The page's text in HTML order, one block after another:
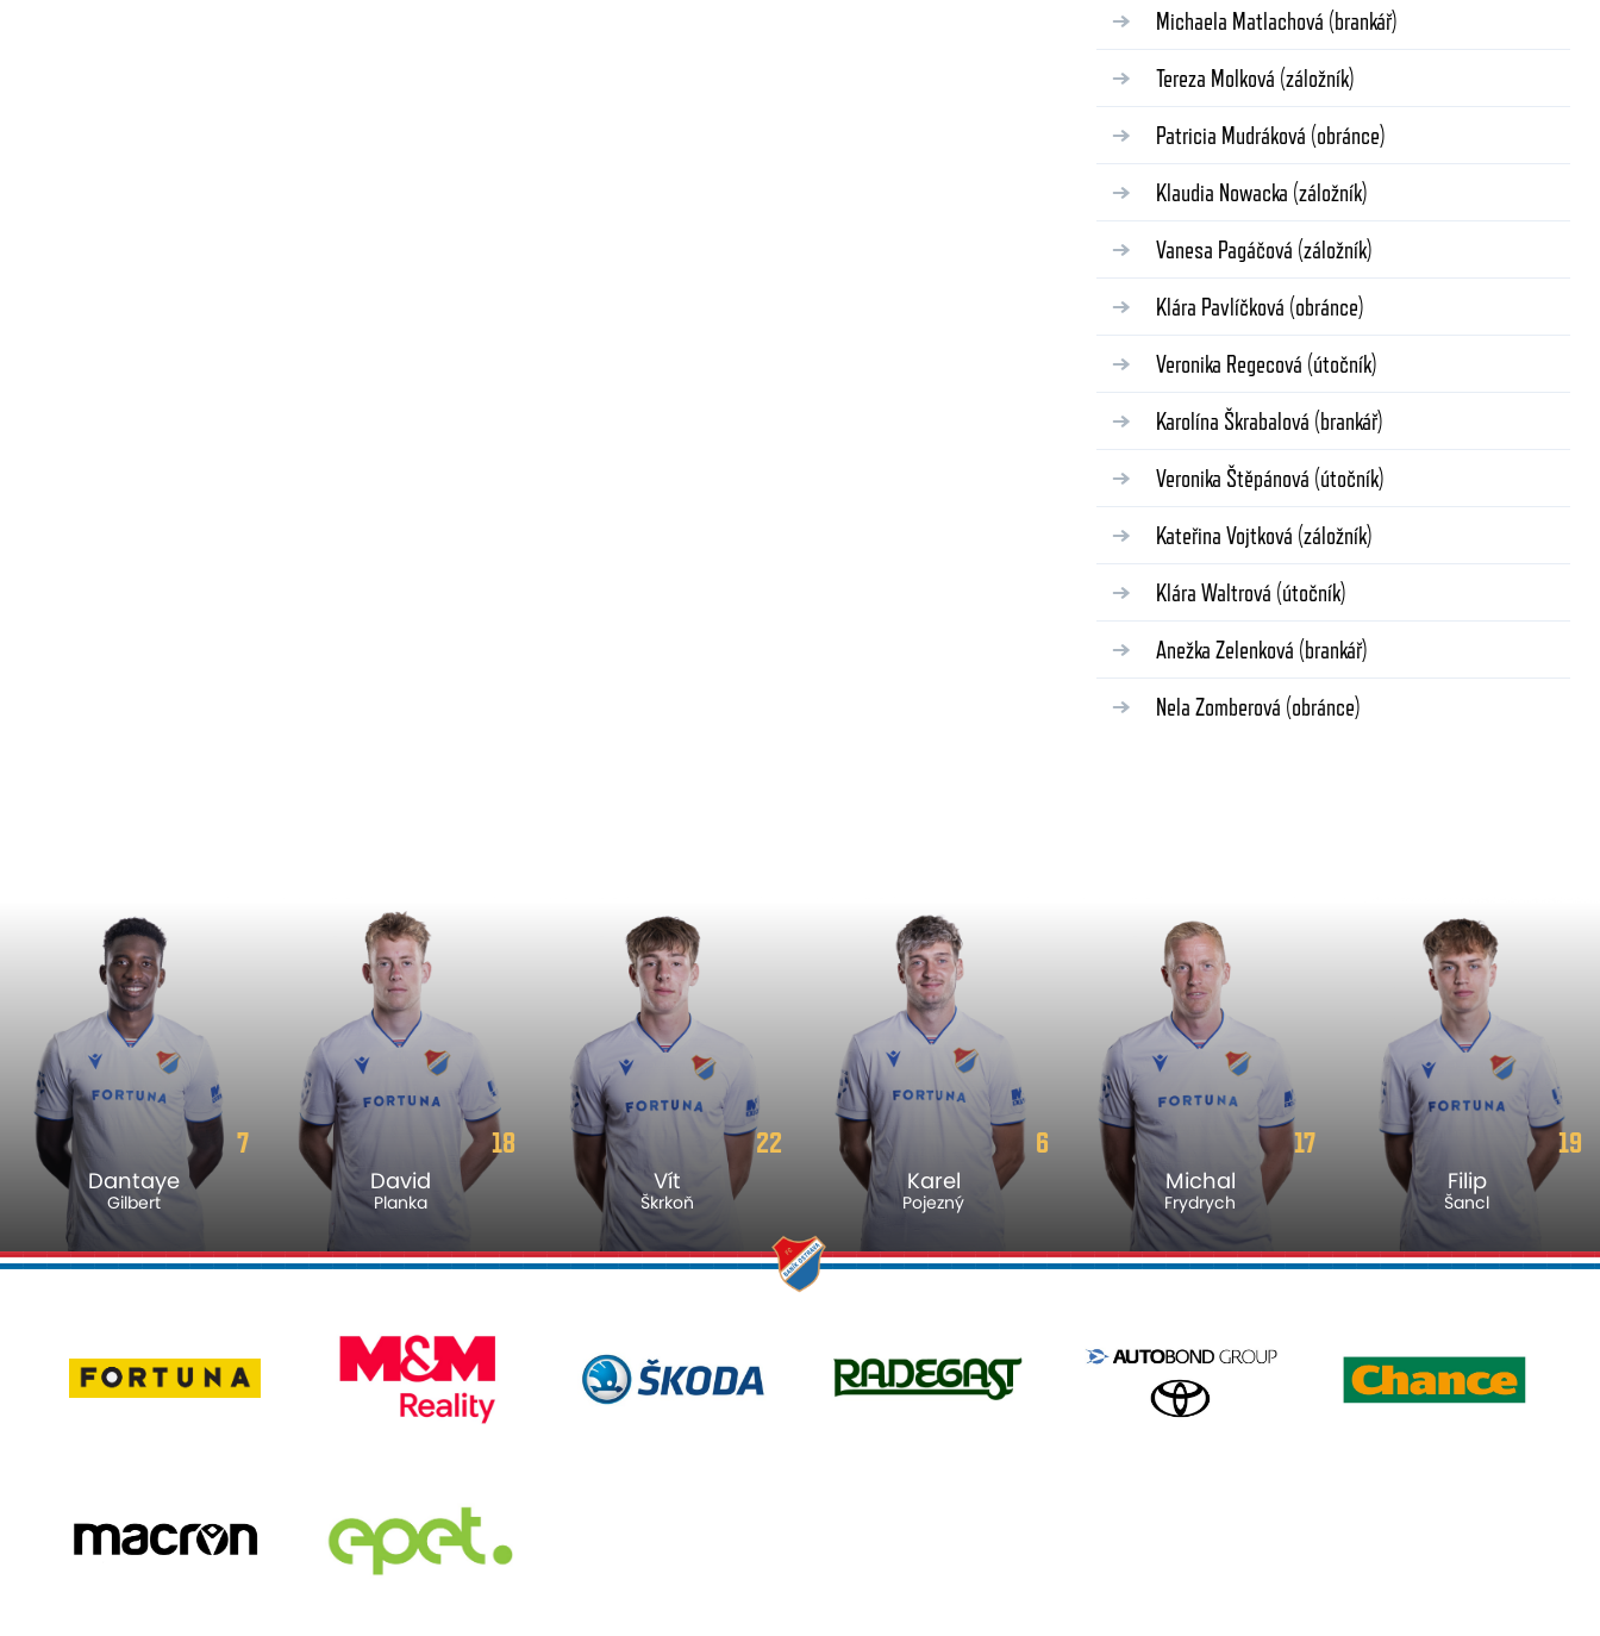
Michaela Matlachová (brankář)
Tereza Molková (záložník)
Patricia Mudráková (obránce)
Klaudia Nowacka (záložník)
Vanesa Pagáčová (záložník)
Klára Pavlíčková (obránce)
Veronika Regecová (útočník)
Karolína Škrabalová (brankář)
Veronika Štěpánová (útočník)
Kateřina Vojtková (záložník)
Klára Waltrová (útočník)
Anežka Zelenková (brankář)
Nela Zomberová (obránce)
7
Dantaye
Gilbert
18
David
Planka
22
Vít
Škrkoň
6
Karel
Pojezný
17
Michal
Frydrych
19
Filip
Šancl